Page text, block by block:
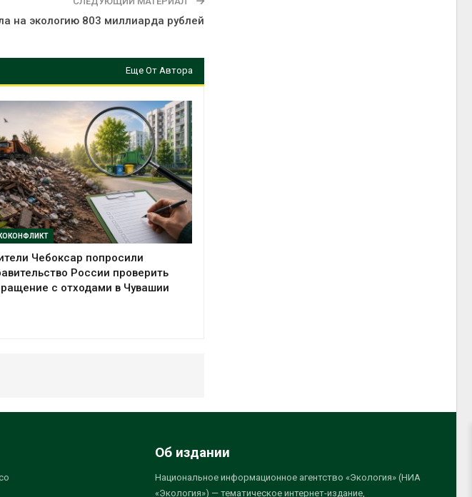
на экологию 803 миллиарда рублей
Еще От Автора
Чебоксар попросили
России проверить
с отходами в Чувашии
Об издании
Национальное информационное агентство «Экология» (НИА
«Экология») — тематическое интернет-издание,